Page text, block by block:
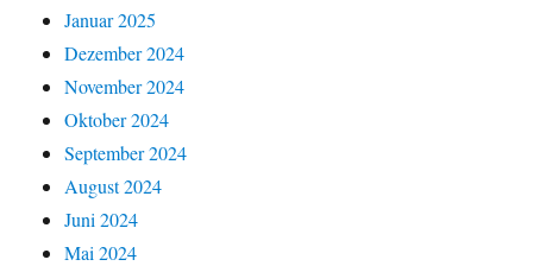
Januar 2025
Dezember 2024
November 2024
Oktober 2024
September 2024
August 2024
Juni 2024
Mai 2024